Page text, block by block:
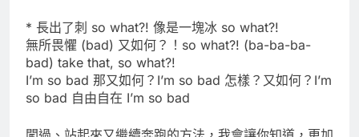
* 長出了刺 so what?! 像是一塊冰 so what?!
無所畏懼 (bad) 又如何？！so what?! (ba-ba-ba-
bad) take that, so what?!
I’m so bad 那又如何？I’m so bad 怎樣？又如何？I’m
so bad 自由自在 I’m so bad